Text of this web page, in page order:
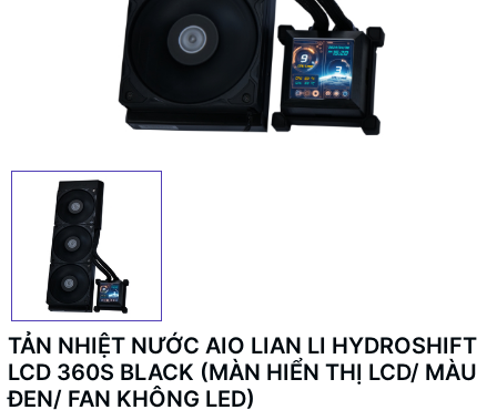
TẢN NHIỆT NƯỚC AIO LIAN LI HYDROSHIFT
LCD 360S BLACK (MÀN HIỂN THỊ LCD/ MÀU
ĐEN/ FAN KHÔNG LED)